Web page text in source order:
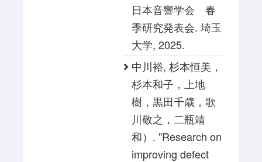
日本音響学会 春
季研究発表会. 埼玉
大学, 2025.
中川裕, 杉本恒美，
杉本和子，上地
樹，黒田千歳，歌
川敬之，二瓶靖
和）. "Research on
improving defect